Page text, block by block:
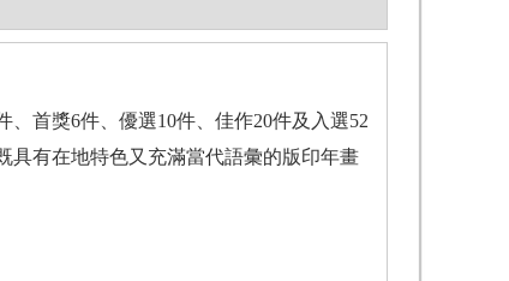
首獎6件、優選10件、佳作20件及入選52
具有在地特色又充滿當代語彙的版印年畫